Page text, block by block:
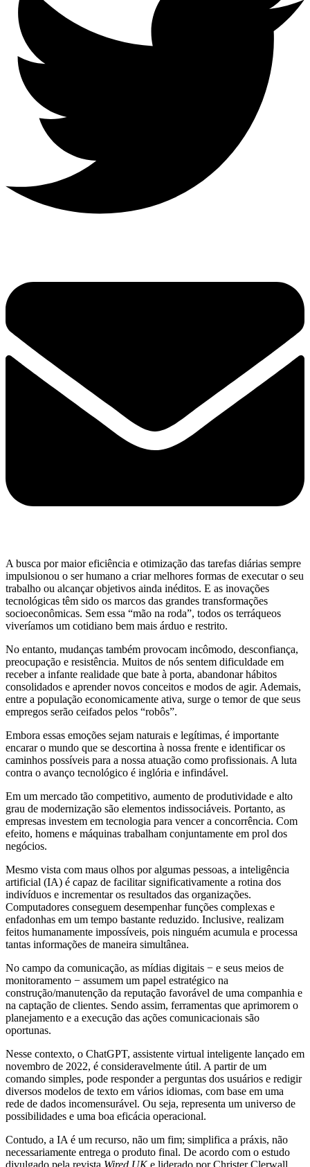
A busca por maior eficiência e otimização das tarefas diárias sempre
impulsionou o ser humano a criar melhores formas de executar o seu
trabalho ou alcançar objetivos ainda inéditos. E as inovações
tecnológicas têm sido os marcos das grandes transformações
socioeconômicas. Sem essa “mão na roda”, todos os terráqueos
viveríamos um cotidiano bem mais árduo e restrito.
No entanto, mudanças também provocam incômodo, desconfiança,
preocupação e resistência. Muitos de nós sentem dificuldade em
receber a infante realidade que bate à porta, abandonar hábitos
consolidados e aprender novos conceitos e modos de agir. Ademais,
entre a população economicamente ativa, surge o temor de que seus
empregos serão ceifados pelos “robôs”.
Embora essas emoções sejam naturais e legítimas, é importante
encarar o mundo que se descortina à nossa frente e identificar os
caminhos possíveis para a nossa atuação como profissionais. A luta
contra o avanço tecnológico é inglória e infindável.
Em um mercado tão competitivo, aumento de produtividade e alto
grau de modernização são elementos indissociáveis. Portanto, as
empresas investem em tecnologia para vencer a concorrência. Com
efeito, homens e máquinas trabalham conjuntamente em prol dos
negócios.
Mesmo vista com maus olhos por algumas pessoas, a inteligência
artificial (IA) é capaz de facilitar significativamente a rotina dos
indivíduos e incrementar os resultados das organizações.
Computadores conseguem desempenhar funções complexas e
enfadonhas em um tempo bastante reduzido. Inclusive, realizam
feitos humanamente impossíveis, pois ninguém acumula e processa
tantas informações de maneira simultânea.
No campo da comunicação, as mídias digitais − e seus meios de
monitoramento − assumem um papel estratégico na
construção/manutenção da reputação favorável de uma companhia e
na captação de clientes. Sendo assim, ferramentas que aprimorem o
planejamento e a execução das ações comunicacionais são
oportunas.
Nesse contexto, o ChatGPT, assistente virtual inteligente lançado em
novembro de 2022, é consideravelmente útil. A partir de um
comando simples, pode responder a perguntas dos usuários e redigir
diversos modelos de texto em vários idiomas, com base em uma
rede de dados incomensurável. Ou seja, representa um universo de
possibilidades e uma boa eficácia operacional.
Contudo, a IA é um recurso, não um fim; simplifica a práxis, não
necessariamente entrega o produto final. De acordo com o estudo
divulgado pela revista Wired UKe liderado por Christer Clerwall,